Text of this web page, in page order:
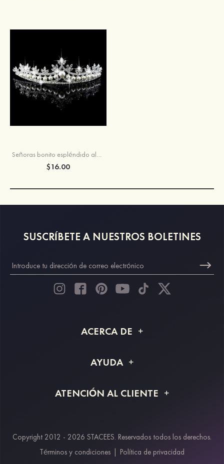
Señoras bonito espléndido aleación perlas de imitación strass tocados
$16.00
SUSCRÍBETE A NUESTROS BOLETINES
ACERCA DE
Información de envío
AYUDA
Devoluciones y reembolsos
ATENCIÓN AL CLIENTE
Métodos de pago
Klarna
Copyright 2012 - 2026 STACEES. Reservados todos los derechos.
Términos y condiciones | Política de privacidad